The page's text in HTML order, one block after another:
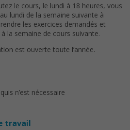
le cours, le lundi à 18 heures, vous
lundi de la semaine suivante à
les exercices demandés et
la semaine de cours suivante.
est ouverte toute l’année.
n’est nécessaire
travail